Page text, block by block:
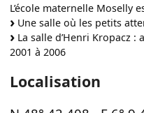
L’école maternelle Moselly
Une salle où les petits
La salle d’Henri Kropacz
2001 à 2006
Localisation